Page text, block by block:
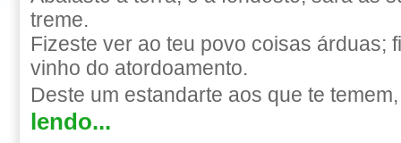
treme.
Fizeste ver ao teu povo coisas árduas;
vinho do atordoamento.
Deste um estandarte aos que te
lendo...